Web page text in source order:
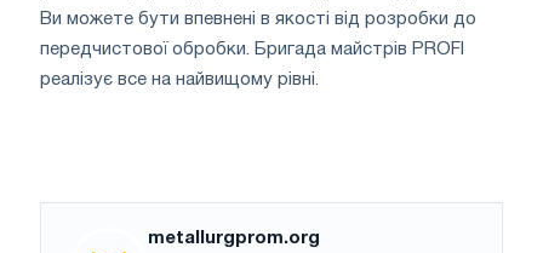
Ви можете бути впевнені в якості від розробки до
передчистової обробки. Бригада майстрів PROFI
реалізує все на найвищому рівні.
metallurgprom.org